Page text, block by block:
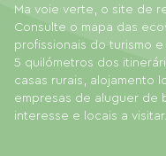
Ma voie verte, o site de
Consulte o mapa das
profissionais do turismo
5 quilómetros dos
casas rurais, alojamento
empresas de aluguer de
interesse e locais a visitar.